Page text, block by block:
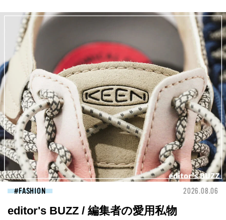
FASHION 2026.08.06
editor's BUZZ / 編集者の愛用私物